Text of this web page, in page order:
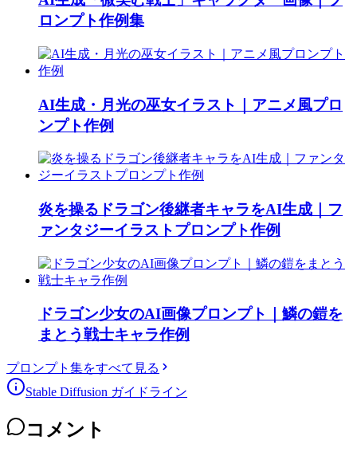
ロンプト作例集
AI生成・月光の巫女イラスト｜アニメ風プロ
ンプト作例
炎を操るドラゴン後継者キャラをAI生成｜フ
ァンタジーイラストプロンプト作例
ドラゴン少女のAI画像プロンプト｜鱗の鎧を
まとう戦士キャラ作例
プロンプト集をすべて見る
Stable Diffusion ガイドライン
コメント